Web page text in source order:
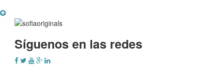
Síguenos en las redes